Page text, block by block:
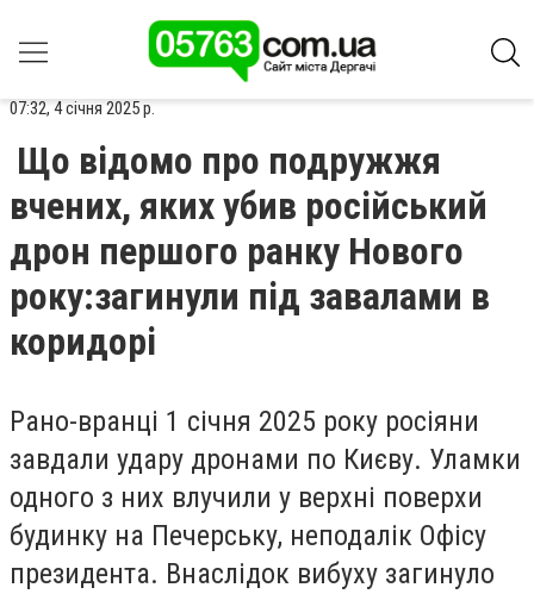
07:32, 4 січня 2025 р.
Що відомо про подружжя
вчених, яких убив російський
дрон першого ранку Нового
року:загинули під завалами в
коридорі
Рано-вранці 1 січня 2025 року росіяни
завдали удару дронами по Києву. Уламки
одного з них влучили у верхні поверхи
будинку на Печерську, неподалік Офісу
президента. Внаслідок вибуху загинуло